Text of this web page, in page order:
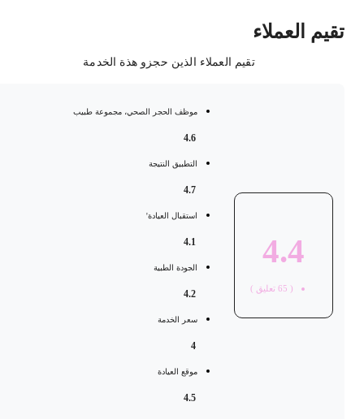
العملاء
تقيم العملاء الذين حجزو هذة الخدمة
4.4
65 تعليق )
موظف الحجر الصحي، مجموعة طبيب
التطبيق النتيجة
استقبال العيادة'
الجودة الطبية
سعر الخدمة
موقع العيادة